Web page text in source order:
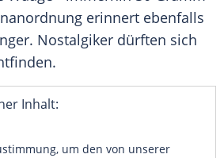
erinnert ebenfalls
. Nostalgiker dürften sich
Inhalt:
um den von unserer